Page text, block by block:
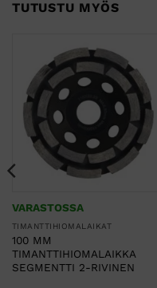
TUTUSTU MYÖS
VARASTOSSA
TIMANTTIHIOMALAIKAT
100 MM
TIMANTTIHIOMALAIKKA
SEGMENTTI 2-RIVINEN